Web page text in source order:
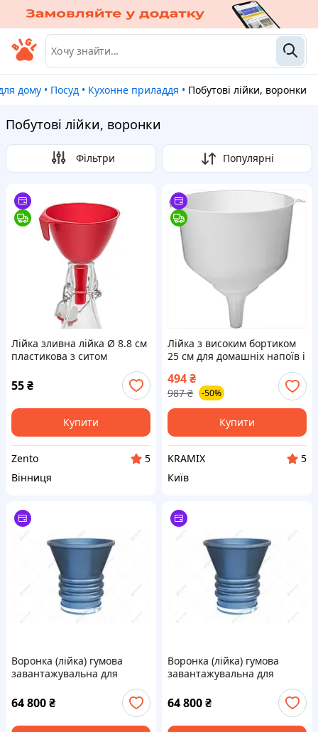
дому • Посуд • Кухонне приладдя • Побутові лійки, воронки
Побутові лійки, воронки
Фільтри Популярні
Лійка зливна лійка Ø 8.8 см
пластикова з ситом
55₴
Купити
Zento
5
Вінниця
Лійка з високим бортиком
25 см для домашніх напоїв і
аксесуар для розливання
рідин
494₴
987 ₴ -50%
Купити
KRAMIX
5
Київ
Воронка (лійка) гумова
завантажувальна для
"Joskin", "Meprozet",
"Zunhmamer" Код/Артикул
12814
64 800₴
Воронка (лійка) гумова
завантажувальна для
"Joskin", "Meprozet",
"Zunhmamer" Код/Артикул
12814
64 800₴